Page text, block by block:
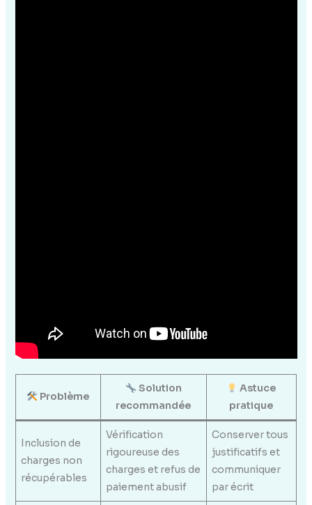
Problème
Solution
recommandée
Astuce
pratique
Inclusion de
charges non
récupérables
Vérification
rigoureuse des
charges et refus de
paiement abusif
Conserver tous
justificatifs et
communiquer
par écrit